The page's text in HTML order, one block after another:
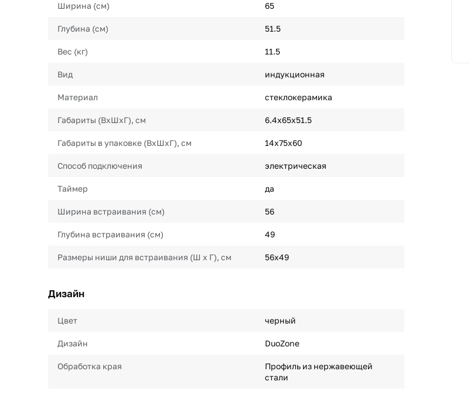
Ширина (см) 65
Глубина (см) 51.5
Вес (кг) 11.5
Вид индукционная
Материал стеклокерамика
Габариты (ВхШхГ), см 6.4x65x51.5
Габариты в упаковке (ВхШхГ), см 14x75x60
Способ подключения электрическая
Таймер да
Ширина встраивания (см) 56
Глубина встраивания (см) 49
Размеры ниши для встраивания (Ш х Г), см 56x49
Дизайн
Цвет черный
Дизайн DuoZone
Обработка края
Профиль из нержавеющей
стали